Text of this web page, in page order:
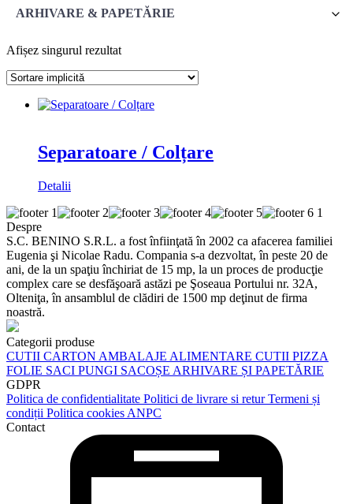
ARHIVARE & PAPETĂRIE
Afișez singurul rezultat
Separatoare / Colțare
Detalii
Despre
S.C. BENINO S.R.L. a fost înfiinţată în 2002 ca afacerea familiei
Eugenia şi Nicolae Radu. Compania s-a dezvoltat, în peste 20 de
ani, de la un spaţiu închiriat de 15 mp, la un proces de producţie
complex care se desfăşoară astăzi pe Şoseaua Portului nr. 32A,
Olteniţa, în ansamblul de clădiri de 1500 mp deţinut de firma
noastră.
Categorii produse
CUTII CARTON AMBALAJE ALIMENTARE CUTII PIZZA
FOLIE SACI PUNGI SACOȘE ARHIVARE ȘI PAPETĂRIE
GDPR
Politica de confidentialitate Politici de livrare si returTermeni și
condiții Politica cookies ANPC
Contact